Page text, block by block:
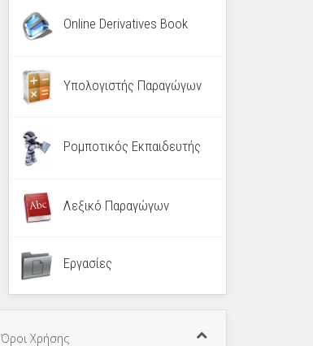
Online Derivatives Book
Υπολογιστής Παραγώγων
Ρομποτικός Εκπαιδευτής
Λεξικό Παραγώγων
Εργασίες
Όροι Χρήσης